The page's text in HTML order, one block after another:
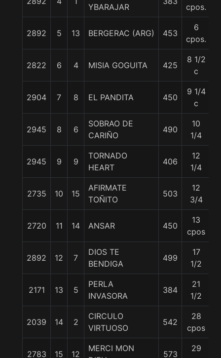
YBARAJAR
cpos.
2892 5 13 BERGERAC (ARG) 453
6
cpos.
2822 6 4 MISIA GOGUITA 425
8 1/2
c
2904 7 8 EL PANDITA 450
9 1/4
c
2945 8 6
SOBRAO DE
CARIÑO
490
10
1/4
2945 9 9
TORNADO
HEART
406
12
1/4
2735 10 15
AFIRMATE
TOÑITO
503
12
3/4
2720 11 14 ANSAR 450
13
cpos
2892 12 7
DIOS TE
BENDIGA
499
17
1/2
2171 13 5
PERLA
INVASORA
384
21
1/2
2039 14 2
CIRCULO
VIRTUOSO
542
28
cpos
2783 15 12
MERCI MON
573
29